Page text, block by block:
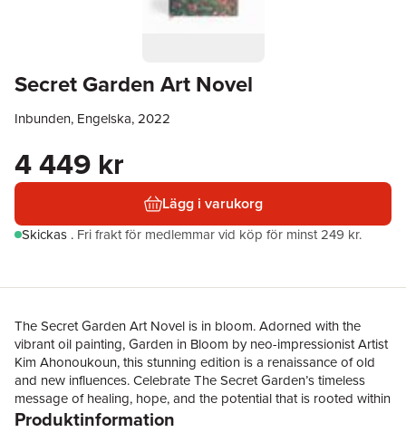
Secret Garden Art Novel
Inbunden, Engelska, 2022
4 449 kr
Lägg i varukorg
Skickas . Fri frakt för medlemmar vid köp för minst 249 kr.
The Secret Garden Art Novel is in bloom. Adorned with the
vibrant oil painting, Garden in Bloom by neo-impressionist Artist
Kim Ahonoukoun, this stunning edition is a renaissance of old
and new influences. Celebrate The Secret Garden’s timeless
message of healing, hope, and the potential that is rooted within
all of us.This monograph takes Frances Hodgson Burnett’s
Produktinformation